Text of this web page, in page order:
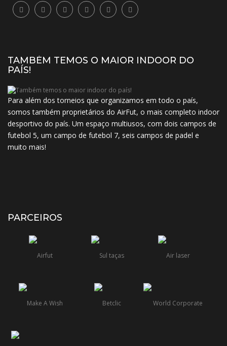
TAMBÉM TEMOS O MAIOR INDOOR DO
PAÍS!
Para além dos torneios que organizamos em todo o país,
somos também proprietários do AirFut, o mais completo indoor
desportivo do país. Um espaço multiusos, com dois campos de
futebol 5, um campo de futebol 7, seis campos de padel e
muito mais!
PARCEIROS